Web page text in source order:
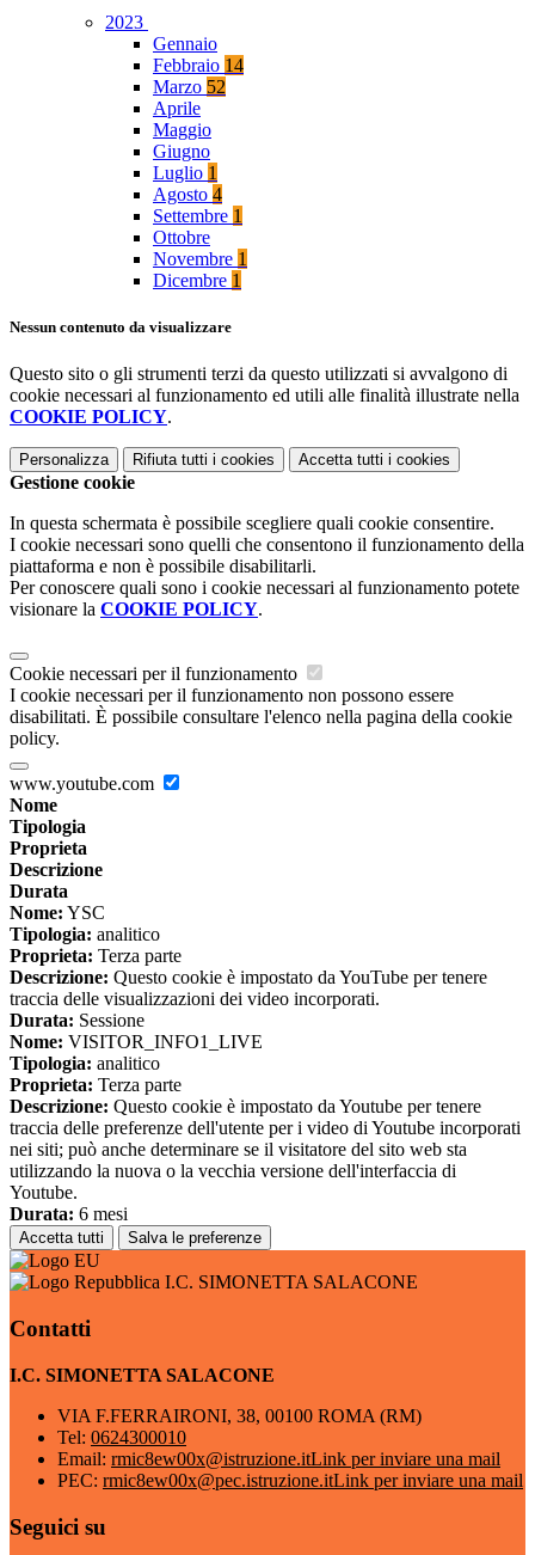
2023
Gennaio
Febbraio 14
Marzo 52
Aprile
Maggio
Giugno
Luglio 1
Agosto 4
Settembre 1
Ottobre
Novembre 1
Dicembre 1
Nessun contenuto da visualizzare
Questo sito o gli strumenti terzi da questo utilizzati si avvalgono di
cookie necessari al funzionamento ed utili alle finalità illustrate nella
COOKIE POLICY.
Personalizza Rifiuta tutti i cookies Accetta tutti i cookies
Gestione cookie
In questa schermata è possibile scegliere quali cookie consentire.
I cookie necessari sono quelli che consentono il funzionamento della
piattaforma e non è possibile disabilitarli.
Per conoscere quali sono i cookie necessari al funzionamento potete
visionare la COOKIE POLICY.
Cookie necessari per il funzionamento
I cookie necessari per il funzionamento non possono essere
disabilitati. È possibile consultare l'elenco nella pagina della cookie
policy.
www.youtube.com
Nome
Tipologia
Proprieta
Descrizione
Durata
Nome: YSC
Tipologia: analitico
Proprieta: Terza parte
Descrizione: Questo cookie è impostato da YouTube per tenere
traccia delle visualizzazioni dei video incorporati.
Durata: Sessione
Nome: VISITOR_INFO1_LIVE
Tipologia: analitico
Proprieta: Terza parte
Descrizione: Questo cookie è impostato da Youtube per tenere
traccia delle preferenze dell'utente per i video di Youtube incorporati
nei siti; può anche determinare se il visitatore del sito web sta
utilizzando la nuova o la vecchia versione dell'interfaccia di
Youtube.
Durata: 6 mesi
Accetta tutti Salva le preferenze
I.C. SIMONETTA SALACONE
Contatti
I.C. SIMONETTA SALACONE
VIA F.FERRAIRONI, 38, 00100 ROMA (RM)
Tel: 0624300010
Email: rmic8ew00x@istruzione.itLink per inviare una mail
PEC: rmic8ew00x@pec.istruzione.itLink per inviare una mail
Seguici su